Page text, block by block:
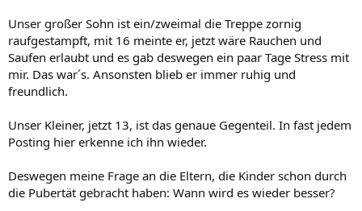
Unser großer Sohn ist ein/zweimal die Treppe zornig
raufgestampft, mit 16 meinte er, jetzt wäre Rauchen und
Saufen erlaubt und es gab deswegen ein paar Tage Stress mit
mir. Das war´s. Ansonsten blieb er immer ruhig und
freundlich.
Unser Kleiner, jetzt 13, ist das genaue Gegenteil. In fast jedem
Posting hier erkenne ich ihn wieder.
Deswegen meine Frage an die Eltern, die Kinder schon durch
die Pubertät gebracht haben: Wann wird es wieder besser?